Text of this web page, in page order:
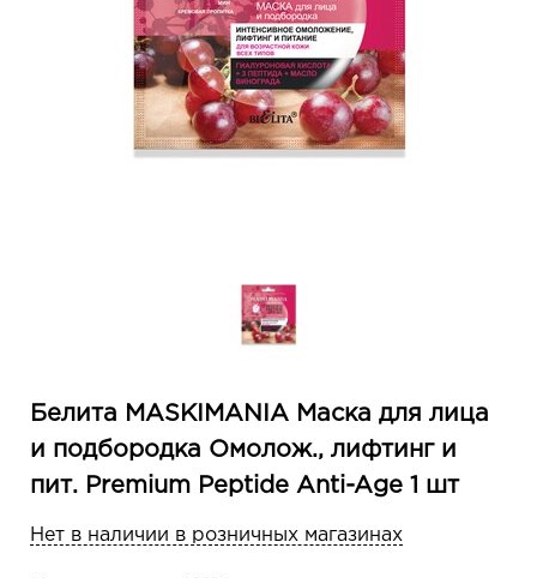
Белита MASKIMANIA Маска для лица
и подбородка Омолож., лифтинг и
пит. Premium Peptide Anti-Age 1 шт
Нет в наличии в розничных магазинах